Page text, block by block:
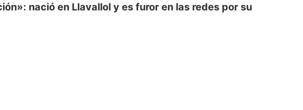
nació en Llavallol y es furor en las redes por su